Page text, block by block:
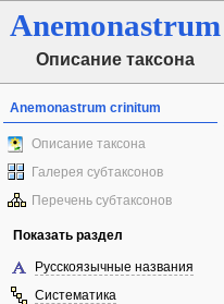
Anemonastrum
Описание таксона
Anemonastrum crinitum
Описание таксона
Галерея субтаксонов
Перечень субтаксонов
Показать раздел
Русскоязычные названия
Систематика